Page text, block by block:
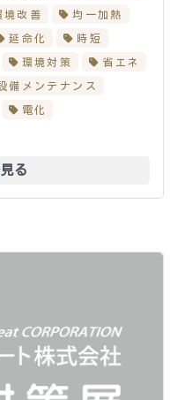
境改善 均一加熱
延命化 時短
環境対策 省エネ
備メンテナンス
電化
る